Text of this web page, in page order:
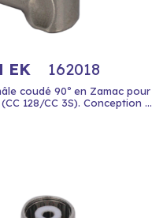
EK 162018
coudé 90º en Zamac pour
128/CC 3S). Conception ...